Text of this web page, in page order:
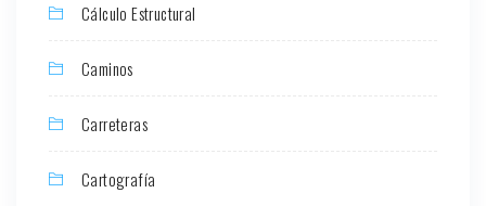
Cálculo Estructural
Caminos
Carreteras
Cartografía